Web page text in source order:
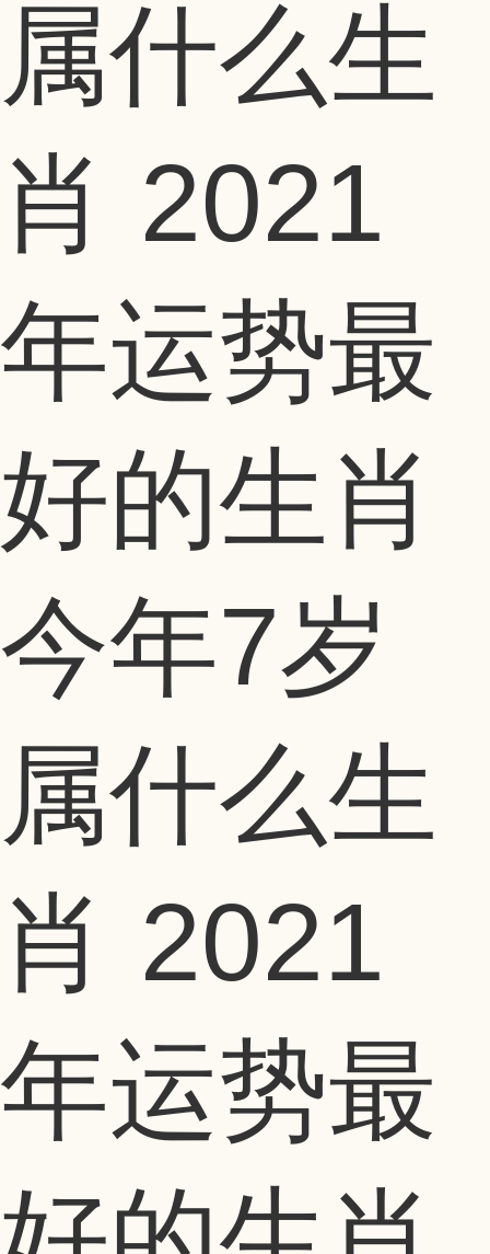
今年7岁
属什么生
肖 2021
年运势最